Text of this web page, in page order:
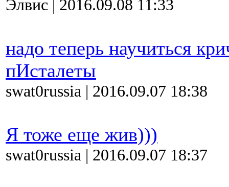
Элвис | 2016.09.08 11:33
надо теперь научиться
пИсталеты
swat0russia | 2016.09.07 18:38
Я тоже еще жив)))
swat0russia | 2016.09.07 18:37